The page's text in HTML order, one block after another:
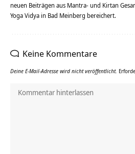
neuen Beiträgen aus Mantra- und Kirtan
Yoga Vidya in Bad Meinberg bereichert.
Keine Kommentare
Deine E-Mail-Adresse wird nicht veröffentlicht.